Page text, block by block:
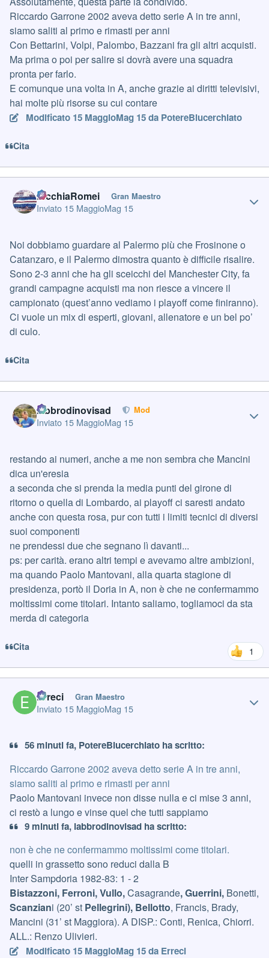
Riccardo Garrone 2002 aveva detto serie A in tre anni,
siamo saliti al primo e rimasti per anni
Con Bettarini, Volpi, Palombo, Bazzani fra gli altri acquisti.
Ma prima o poi per salire si dovrà avere una squadra
pronta per farlo.
E comunque una volta in A, anche grazie ai diritti televisivi,
hai molte più risorse su cui contare
Modificato 15 MaggioMag 15da PotereBlucerchiato
Cita
PicchiaRomei Gran Maestro
Inviato 15 MaggioMag 15
Noi dobbiamo guardare al Palermo più che Frosinone o
Catanzaro, e il Palermo dimostra quanto è difficile risalire.
Sono 2-3 anni che ha gli sceicchi del Manchester City, fa
grandi campagne acquisti ma non riesce a vincere il
campionato (quest’anno vediamo i playoff come finiranno).
Ci vuole un mix di esperti, giovani, allenatore e un bel po’
di culo.
Cita
labbrodinovisad Mod
Inviato 15 MaggioMag 15
restando ai numeri, anche a me non sembra che Mancini
dica un'eresia
a seconda che si prenda la media punti del girone di
ritorno o quella di Lombardo, ai playoff ci saresti andato
anche con questa rosa, pur con tutti i limiti tecnici di diversi
suoi componenti
ne prendessi due che segnano lì davanti...
ps: per carità. erano altri tempi e avevamo altre ambizioni,
ma quando Paolo Mantovani, alla quarta stagione di
presidenza, portò il Doria in A, non è che ne confermammo
moltissimi come titolari. Intanto saliamo, togliamoci da sta
merda di categoria
Cita 1
Erreci Gran Maestro
Inviato 15 MaggioMag 15
56 minuti fa, PotereBlucerchiato ha scritto:
Riccardo Garrone 2002 aveva detto serie A in tre anni,
siamo saliti al primo e rimasti per anni
Paolo Mantovani invece non disse nulla e ci mise 3 anni,
ci restò a lungo e vinse quel che tutti sappiamo
9 minuti fa, labbrodinovisad ha scritto:
non è che ne confermammo moltissimi come titolari.
quelli in grassetto sono reduci dalla B
Inter Sampdoria 1982-83: 1 - 2
Bistazzoni, Ferroni, Vullo,Casagrande, Guerrini, Bonetti,
Scanziani (20’ st Pellegrini), Bellotto, Francis, Brady,
Mancini (31’ st Maggiora). A DISP.: Conti, Renica, Chiorri.
ALL.: Renzo Ulivieri.
Modificato 15 MaggioMag 15da Erreci